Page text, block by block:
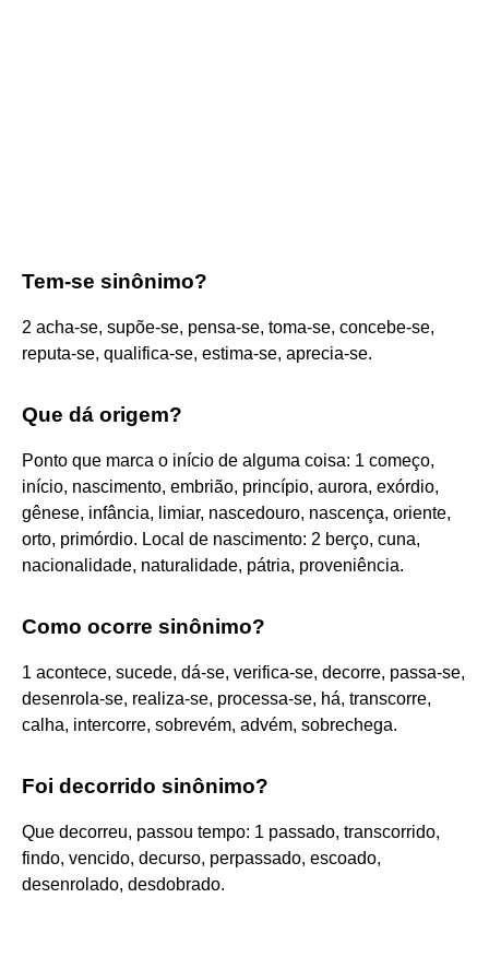
Tem-se sinônimo?
2 acha-se, supõe-se, pensa-se, toma-se, concebe-se,
reputa-se, qualifica-se, estima-se, aprecia-se.
Que dá origem?
Ponto que marca o início de alguma coisa: 1 começo,
início, nascimento, embrião, princípio, aurora, exórdio,
gênese, infância, limiar, nascedouro, nascença, oriente,
orto, primórdio. Local de nascimento: 2 berço, cuna,
nacionalidade, naturalidade, pátria, proveniência.
Como ocorre sinônimo?
1 acontece, sucede, dá-se, verifica-se, decorre, passa-se,
desenrola-se, realiza-se, processa-se, há, transcorre,
calha, intercorre, sobrevém, advém, sobrechega.
Foi decorrido sinônimo?
Que decorreu, passou tempo: 1 passado, transcorrido,
findo, vencido, decurso, perpassado, escoado,
desenrolado, desdobrado.